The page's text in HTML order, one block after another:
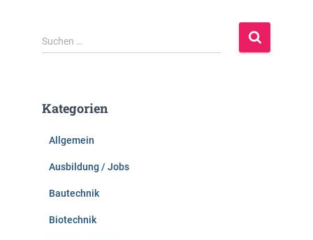
S
u
n
Suchen …
Kategorien
Allgemein
Ausbildung / Jobs
Bautechnik
Biotechnik